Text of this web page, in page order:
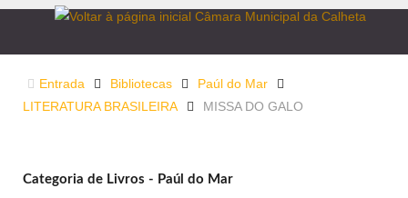
Entrada Bibliotecas
Paúl do Mar
LITERATURA BRASILEIRA
MISSA DO GALO
Categoria de Livros - Paúl do Mar